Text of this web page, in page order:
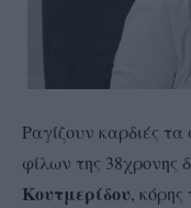
Ραγίζουν καρδιές
φίλων της 38χρονης
Κουτμερίδου,